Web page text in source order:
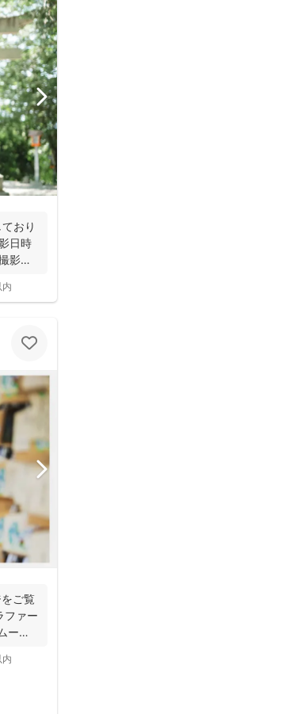
おり
日時
影に
ご覧
ファー
ーズ